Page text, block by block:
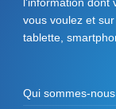
vous voulez et
tablette,
Qui sommes-